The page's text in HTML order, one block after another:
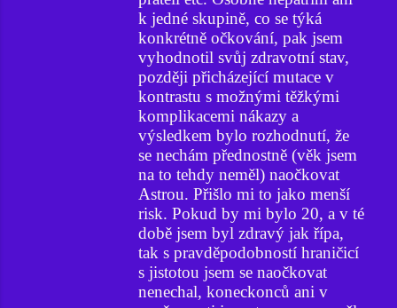
k jedné skupině, co se týká
konkrétně očkování, pak jsem
vyhodnotil svůj zdravotní stav,
později přicházející mutace v
kontrastu s možnými těžkými
komplikacemi nákazy a
výsledkem bylo rozhodnutí, že
se nechám přednostně (věk jsem
na to tehdy neměl) naočkovat
Astrou. Přišlo mi to jako menší
risk. Pokud by mi bylo 20, a v té
době jsem byl zdravý jak řípa,
tak s pravděpodobností hraničicí
s jistotou jsem se naočkovat
nenechal, koneckonců ani v